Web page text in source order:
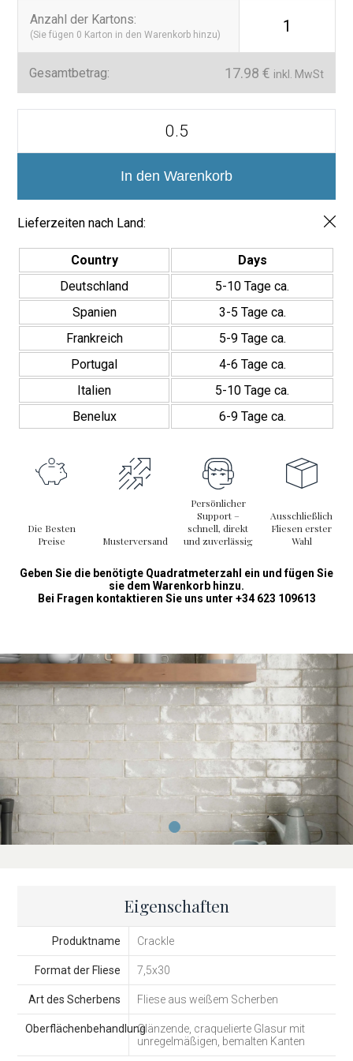
Küchen und Bäder.
Einfache Installation und Wartung:Dank ihrer
rechteckigen Form und glatten Oberfläche ist die Installation
Verwandeln Sie Ihren Raum mit der Crackle Fliese 7,5×30 cm:
Haltbarkeit und Funktionalität. Sie ist perfekt für diejenigen, die
eine Wandverkleidung suchen, die Design und Widerstand
vereint. Mit ihrer einzigartigen Ästhetik ist sie ideal, um jeden
Kategorien:Badezimmerfliesen, Küchenfliesen, Keramische
Verkleidungen
Tags:Craquelierte Fliesen, 7,5×30 Fliesen, Vintage-Fliesen,
Keramische Verkleidungen, Wandfliesen
Anzahl der Kartons:
(Sie fügen 0 Karton in den Warenkorb hinzu) 1
Gesamtbetrag: 17.98 € inkl. MwSt
In den Warenkorb
Lieferzeiten nach Land:
Country
Days
Deutschland
5-10 Tage ca.
Spanien
3-5 Tage ca.
Frankreich
5-9 Tage ca.
Portugal
4-6 Tage ca.
Italien
5-10 Tage ca.
Benelux
6-9 Tage ca.
Die Besten
Preise
Musterversand
Persönlicher
Support –
schnell, direkt
und zuverlässig
Ausschließlich
Fliesen erster
Wahl
Geben Sie die benötigte Quadratmeterzahl ein und fügen Sie
sie dem Warenkorb hinzu.
Bei Fragen kontaktieren Sie uns unter +34 623 109613
Eigenschaften
Produktname Crackle
Format der Fliese 7,5x30
Art des Scherbens Fliese aus weißem Scherben
OberflächenbehandlungGlänzende, craquelierte Glasur mit
unregelmäßigen, bemalten Kanten